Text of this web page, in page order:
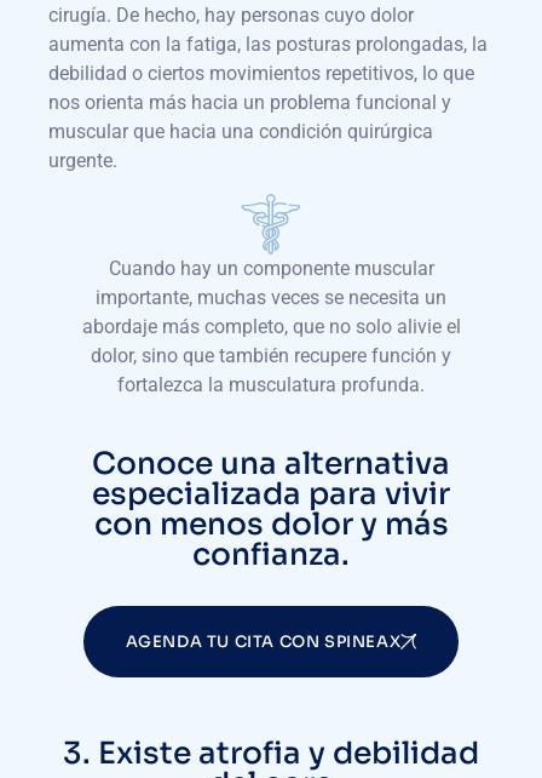
cirugía. De hecho, hay personas cuyo dolor
aumenta con la fatiga, las posturas prolongadas, la
debilidad o ciertos movimientos repetitivos, lo que
nos orienta más hacia un problema funcional y
muscular que hacia una condición quirúrgica
urgente.
Cuando hay un componente muscular
importante, muchas veces se necesita un
abordaje más completo, que no solo alivie el
dolor, sino que también recupere función y
fortalezca la musculatura profunda.
Conoce una alternativa
especializada para vivir
con menos dolor y más
confianza.
AGENDA TU CITA CON SPINEAX
3. Existe atrofia y debilidad